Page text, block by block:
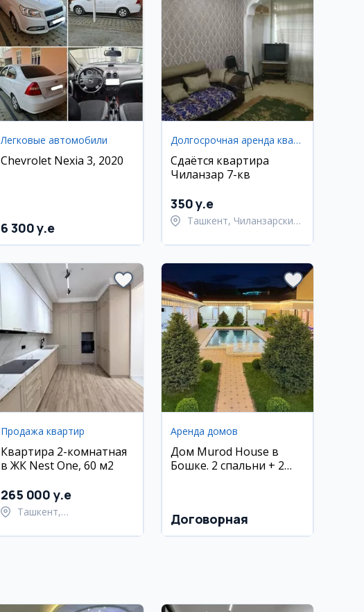
Легковые автомобили
Chevrolet Nexia 3, 2020
6 300 y.e
Долгосрочная аренда квартир
Сдаётся квартира
Чиланзар 7-кв
350 y.e
Ташкент, Чиланзарский
Продажа квартир
Квартира 2-комнатная
в ЖК Nest One, 60 м2
265 000 y.e
Ташкент,
Аренда домов
Дом Murod House в
Бошке. 2 спальни + 2
сауна, бильярд, Wi-Fi,
караоке, PlayStation, 10
Договорная